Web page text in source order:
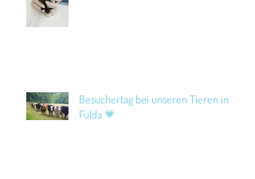
Besuchertag bei unseren Tieren in
Fulda 💗